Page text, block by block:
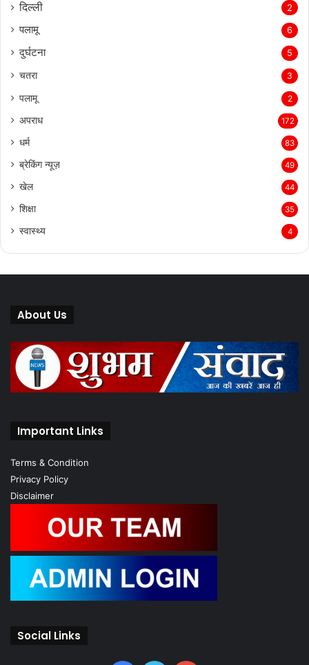
दिल्‍ली 2
पलामू 6
दुर्घटना 5
चतरा 3
पलामू 2
अपराध 172
धर्म 83
ब्रेकिंग न्यूज़ 49
खेल 44
शिक्षा 35
स्वास्थ्य 4
About Us
Important Links
Terms & Condition
Privacy Policy
Disclaimer
Social Links